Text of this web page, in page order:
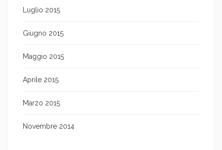
Luglio 2015
Giugno 2015
Maggio 2015
Aprile 2015
Marzo 2015
Novembre 2014